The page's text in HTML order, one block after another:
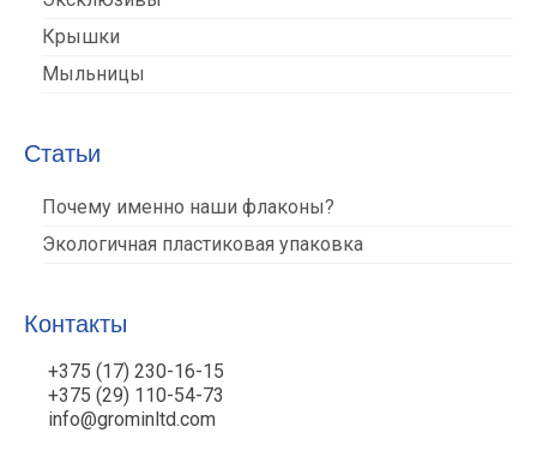
Крышки
Мыльницы
Статьи
Почему именно наши флаконы?
Экологичная пластиковая упаковка
Контакты
+375 (17) 230-16-15
+375 (29) 110-54-73
info@grominltd.com